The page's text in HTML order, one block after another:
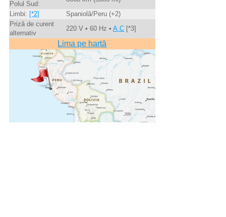
Polul Sud:
Limbi: [*2]
Spaniolă/Peru (+2)
Priză de curent
alternativ
220 V • 60 Hz • A,C[*3]
Lima pe hartă